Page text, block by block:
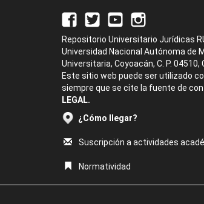
Repositorio Universitario Jurídicas
Universidad Nacional Autónoma de
Universitaria, Coyoacán, C. P. 04510,
Este sitio web puede ser utilizado
siempre que se cite la fuente de
LEGAL.
¿Cómo llegar?
Suscripción a actividades
Normatividad